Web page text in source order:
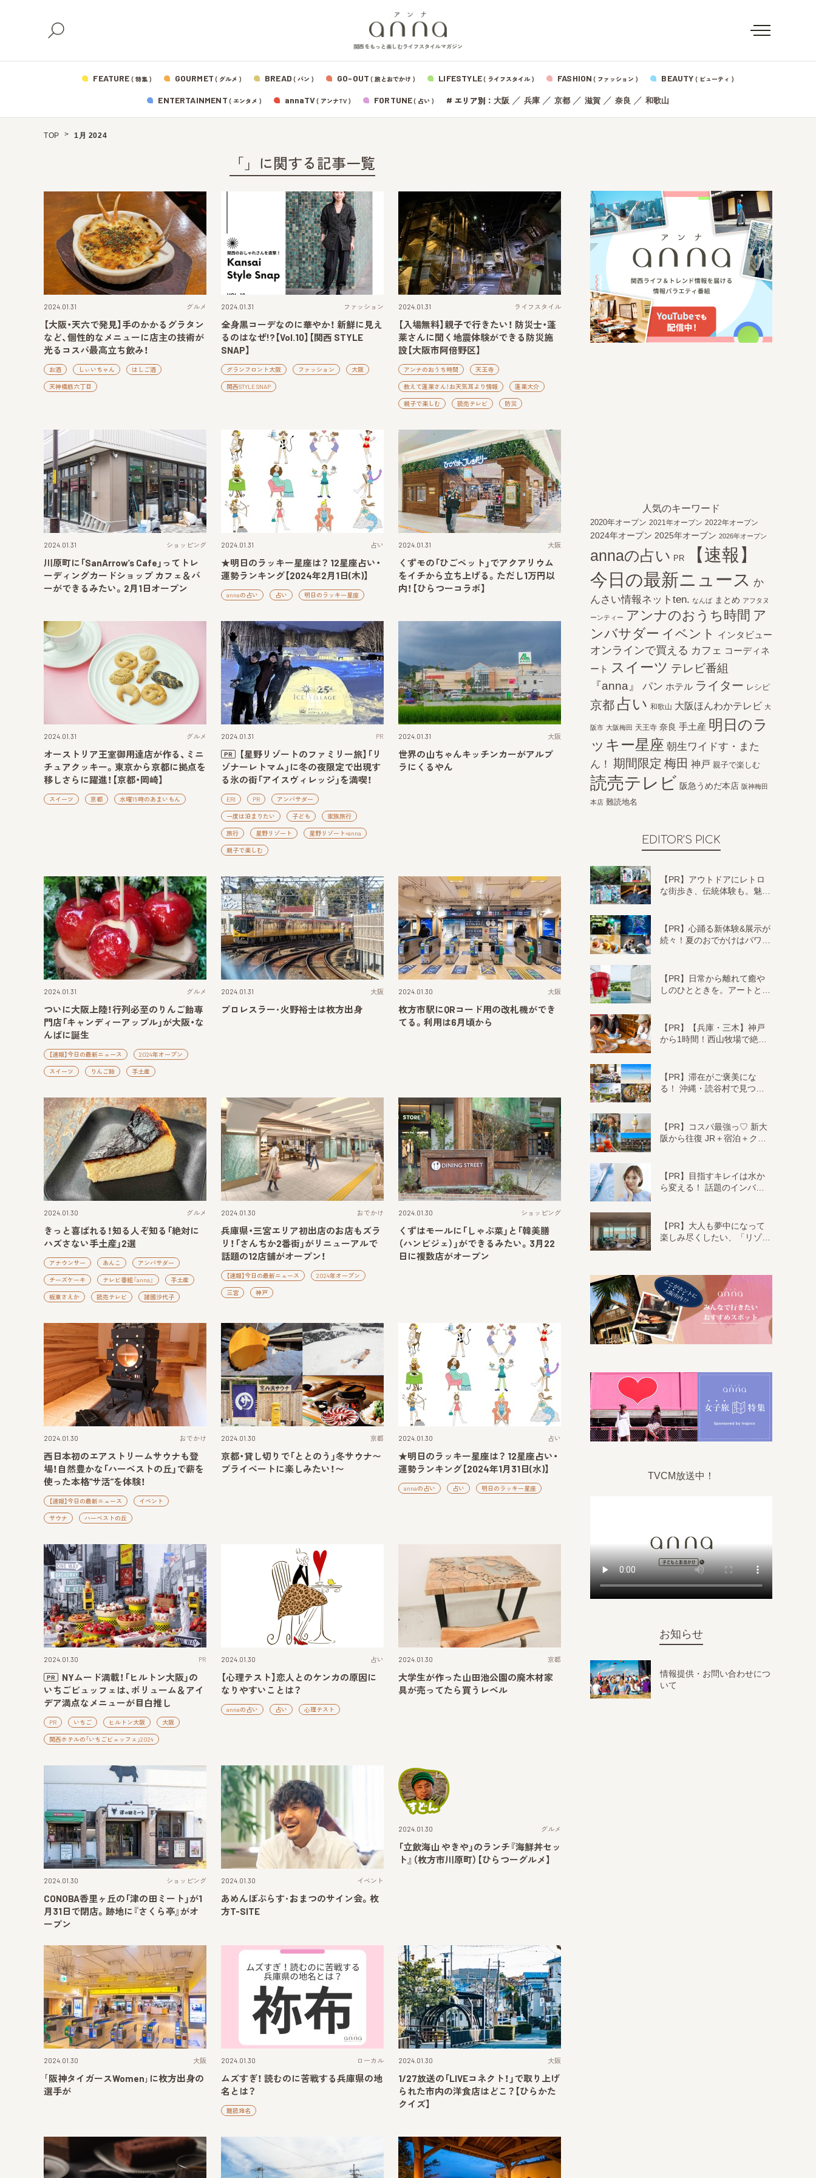
関西をもっと楽しむライフスタイルマガジン
FEATURE ( 特集 ) GOURMET ( グルメ ) BREAD ( パン ) GO-OUT ( 旅とおでかけ ) LIFESTYLE( ライフスタイル ) FASHION ( ファッション ) BEAUTY ( ビューティ )
ENTERTAINMENT ( エンタメ ) annaTV( アンナTV ) FORTUNE( 占い ) # エリア別： 大阪 ／ 兵庫／ 京都／ 滋賀／ 奈良 ／ 和歌山
TOP 1月 2024
「」に関する記事一覧
2024.01.31 グルメ
【大阪・天六で発見】手のかかるグラタン
など、個性的なメニューに店主の技術が
光るコスパ最高立ち飲み！
お酒 しぃいちゃん はしご酒
天神橋筋六丁目
2024.01.31 ファッション
全身黒コーデなのに華やか！ 新鮮に見え
るのはなぜ!?【Vol.10】【関西 STYLE
SNAP】
グランフロント大阪 ファッション 大阪
関西STYLE SNAP
2024.01.31 ライフスタイル
【入場無料】親子で行きたい！ 防災士・蓬
莱さんに聞く地震体験ができる防災施
設【大阪市阿倍野区】
アンナのおうち時間 天王寺
教えて蓬莱さん！お天気耳より情報 蓬莱大介
親子で楽しむ 読売テレビ 防災
2024.01.31 ショッピング
川原町に「SanArrow’s Cafe」ってトレ
ーディングカードショップ カフェ＆バ
ーができるみたい。2月1日オープン
2024.01.31 占い
★明日のラッキー星座は？ 12星座占い・
運勢ランキング【2024年2月1日(木)】
annaの占い 占い 明日のラッキー星座
2024.01.31 大阪
くずモの「ひごペット」でアクアリウム
をイチから立ち上げる。ただし1万円以
内！【ひらつーコラボ】
2024.01.31 グルメ
オーストリア王室御用達店が作る、ミニ
チュアクッキー。東京から京都に拠点を
移しさらに躍進！【京都・岡崎】
スイーツ 京都 水曜15時のあまいもん
2024.01.31 PR
PR
【星野リゾートのファミリー旅】「リ
ゾナーレトマム」に冬の夜限定で出現す
る氷の街「アイスヴィレッジ」を満喫！
ERI PR アンバサダー
一度は泊まりたい 子ども 家族旅行
旅行 星野リゾート 星野リゾート×anna
親子で楽しむ
2024.01.31 大阪
世界の山ちゃんキッチンカーがアルプ
ラにくるやん
2024.01.31 グルメ
ついに大阪上陸！行列必至のりんご飴専
門店「キャンディーアップル」が大阪・な
んばに誕生
【速報】今日の最新ニュース 2024年オープン
スイーツ りんご飴 手土産
2024.01.31 大阪
プロレスラー･火野裕士は枚方出身
2024.01.30 大阪
枚方市駅にQRコード用の改札機ができ
てる。利用は6月頃から
2024.01.30 グルメ
きっと喜ばれる！知る人ぞ知る「絶対に
ハズさない手土産」2選
アナウンサー あんこ アンバサダー
チーズケーキ テレビ番組『anna』 手土産
板東さえか 読売テレビ 諸國沙代子
2024.01.30 おでかけ
兵庫県・三宮エリア初出店のお店もズラ
リ！「さんちか2番街」がリニューアルで
話題の12店舗がオープン！
【速報】今日の最新ニュース 2024年オープン
三宮 神戸
2024.01.30 ショッピング
くずはモールに「しゃぶ菜」と「韓美膳
（ハンビジェ）」ができるみたい。3月22
日に複数店がオープン
2024.01.30 おでかけ
西日本初のエアストリームサウナも登
場！自然豊かな「ハーベストの丘」で薪を
使った本格“サ活”を体験！
【速報】今日の最新ニュース イベント
サウナ ハーベストの丘
2024.01.30 京都
京都・貸し切りで「ととのう」冬サウナ〜
プライベートに楽しみたい！〜
2024.01.30 占い
★明日のラッキー星座は？ 12星座占い・
運勢ランキング【2024年1月31日(水)】
annaの占い 占い 明日のラッキー星座
2024.01.30 PR
PR
NYムード満載！「ヒルトン大阪」の
いちごビュッフェは、ボリューム＆アイ
デア満点なメニューが目白推し
PR いちご ヒルトン大阪 大阪
関西ホテルの「いちごビュッフェ」2024
2024.01.30 占い
【心理テスト】恋人とのケンカの原因に
なりやすいことは？
annaの占い 占い 心理テスト
2024.01.30 京都
大学生が作った山田池公園の廃木材家
具が売ってたら買うレベル
2024.01.30 ショッピング
CONOBA香里ヶ丘の「津の田ミート」が1
月31日で閉店。跡地に『さくら亭』がオ
ープン
2024.01.30 イベント
あめんぼぷらす･おまつのサイン会。枚
方T-SITE
2024.01.30 グルメ
「立飲海山 やきや」のランチ『海鮮丼セッ
ト』（枚方市川原町）【ひらつーグルメ】
2024.01.30 大阪
｢阪神タイガースWomen｣に枚方出身の
選手が
2024.01.30 ローカル
ムズすぎ！ 読むのに苦戦する兵庫県の地
名とは？
難読地名
2024.01.30 大阪
1/27放送の「LIVEコネクト！」で取り上げ
られた市内の洋食店はどこ？【ひらかた
クイズ】
人気のキーワード
2020年オープン 2021年オープン 2022年オープン
2024年オープン 2025年オープン 2026年オープン
annaの占い PR
【速報】
今日の最新ニュース か
んさい情報ネットten. なんば まとめ アフタヌ
ーンティー アンナのおうち時間 ア
ンバサダー イベント インタビュー
オンラインで買える カフェ コーディネ
ート
スイーツ テレビ番組
『anna』
パン ホテル ライター レシピ
京都 占い 和歌山 大阪ほんわかテレビ 大
阪市 大阪梅田 天王寺 奈良 手土産 明日のラ
ッキー星座 朝生ワイドす・また
ん！ 期間限定 梅田 神戸 親子で楽しむ
読売テレビ 阪急うめだ本店 阪神梅田
本店 難読地名
EDITOR'S PICK
【PR】アウトドアにレトロ
な街歩き、伝統体験も。魅…
【PR】心踊る新体験&展示が
続々！夏のおでかけはパワ…
【PR】日常から離れて癒や
しのひとときを。アートと…
【PR】【兵庫・三木】神戸
から1時間！西山牧場で絶…
【PR】滞在がご褒美にな
る！ 沖縄・読谷村で見つ…
【PR】コスパ最強っ♡ 新大
阪から往復 JR＋宿泊＋ク…
【PR】目指すキレイは水か
ら変える！ 話題のインバ…
【PR】大人も夢中になって
楽しみ尽くしたい、「リゾ…
TVCM放送中！
お知らせ
情報提供・お問い合わせにつ
いて